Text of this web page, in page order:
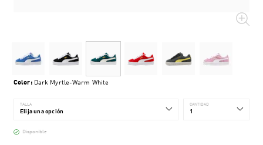
Color: Dark Myrtle-Warm White
TALLA CANTIDAD
Disponible